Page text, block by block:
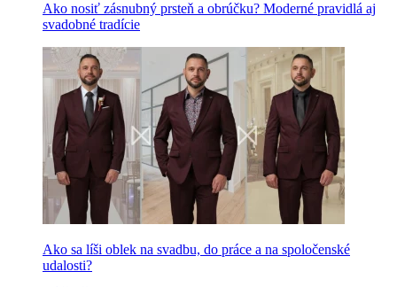
Ako nosiť zásnubný prsteň a obrúčku? Moderné pravidlá aj
svadobné tradície
Ako sa líši oblek na svadbu, do práce a na spoločenské
udalosti?